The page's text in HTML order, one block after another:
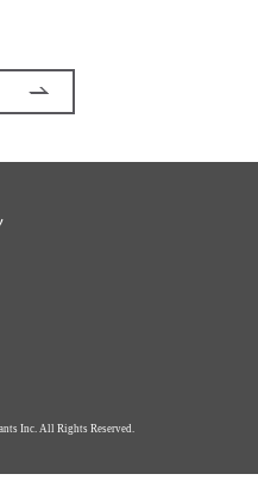
Inc. All Rights Reserved.